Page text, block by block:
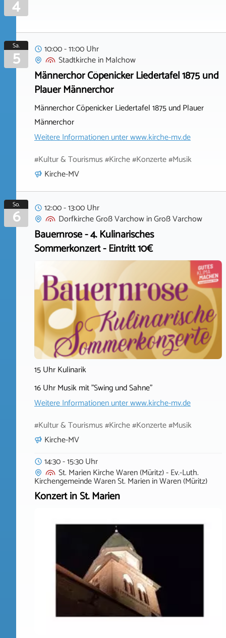
4
Sa.
5
10:00 - 11:00 Uhr
StadtkircheinMalchow
Männerchor Cöpenicker Liedertafel 1875 und
Plauer Männerchor
Männerchor Cöpenicker Liedertafel 1875 und Plauer
Männerchor
Weitere Informationen unterwww.kirche-mv.de
#Kultur & Tourismus #Kirche #Konzerte #Musik
Kirche-MV
So.
6
12:00 - 13:00 Uhr
Dorfkirche Groß VarchowinGroß Varchow
Bauernrose - 4. Kulinarisches
Sommerkonzert - Eintritt 10€
15 Uhr Kulinarik
16 Uhr Musik mit "Swing und Sahne"
Weitere Informationen unterwww.kirche-mv.de
#Kultur & Tourismus #Kirche #Konzerte #Musik
Kirche-MV
14:30 - 15:30 Uhr
St. Marien Kirche Waren (Müritz) - Ev.-Luth.
Kirchengemeinde Waren St. MarieninWaren (Müritz)
Konzert in St. Marien